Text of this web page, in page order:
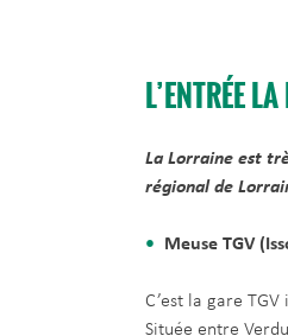
L’ENTRÉE
La Lorraine est
régional de
Meuse TGV
C’est la gare
Située entre